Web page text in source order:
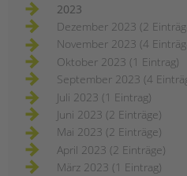
2023
Dezember 2023 (2
November 2023 (4
Oktober 2023 (1 Eintrag)
September 2023 (4
Juli 2023 (1 Eintrag)
Juni 2023 (2 Einträge)
Mai 2023 (2 Einträge)
April 2023 (2 Einträge)
März 2023 (1 Eintrag)